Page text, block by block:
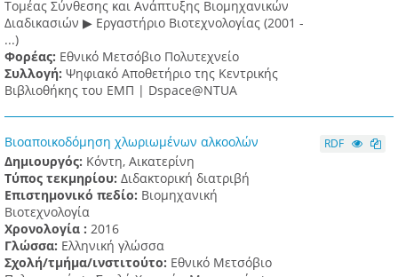
Τομέας Σύνθεσης και Ανάπτυξης Βιομηχανικών
Διαδικασιών ▶ Εργαστήριο Βιοτεχνολογίας (2001 -
...)
Φορέας: Εθνικό Μετσόβιο Πολυτεχνείο
Συλλογή: Ψηφιακό Αποθετήριο της Κεντρικής
Βιβλιοθήκης του ΕΜΠ | Dspace@NTUA
Βιοαποικοδόμηση χλωριωμένων αλκοολών
Δημιουργός: Κόντη, Αικατερίνη
Τύπος τεκμηρίου: Διδακτορική διατριβή
Επιστημονικό πεδίο: Βιομηχανική
Βιοτεχνολογία
Χρονολογία : 2016
Γλώσσα: Ελληνική γλώσσα
Σχολή/τμήμα/ινστιτούτο: Εθνικό Μετσόβιο
RDF